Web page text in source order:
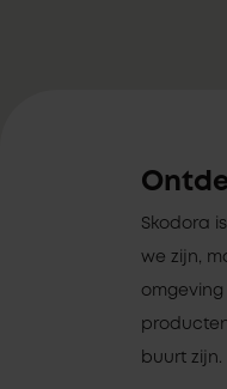
Skodora
we zijn,
buurt zijn.